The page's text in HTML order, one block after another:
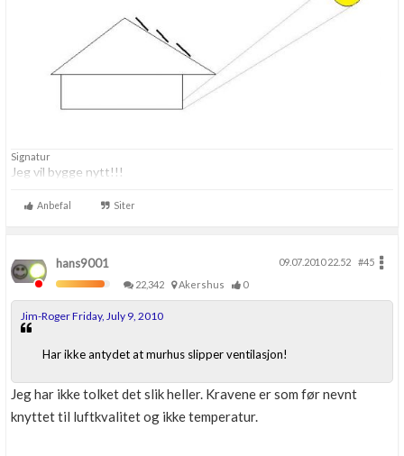
Signatur
Jeg vil bygge nytt!!!
Anbefal Siter
hans9001 09.07.2010 22.52
#45
22,342
Akershus 0
Jim-Roger Friday, July 9, 2010
Har ikke antydet at murhus slipper ventilasjon!
Jeg har ikke tolket det slik heller. Kravene er som før nevnt
knyttet til luftkvalitet og ikke temperatur.